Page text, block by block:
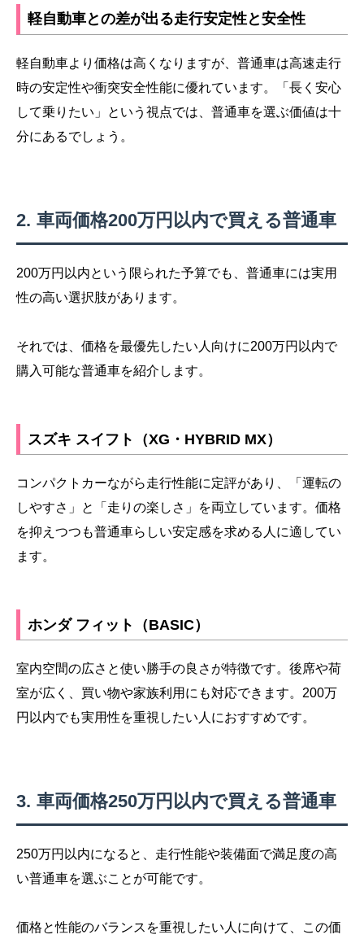
軽自動車との差が出る走行安定性と安全性
軽自動車より価格は高くなりますが、普通車は高速走行
時の安定性や衝突安全性能に優れています。「長く安心
して乗りたい」という視点では、普通車を選ぶ価値は十
分にあるでしょう。
車両価格200万円以内で買える普通車
200万円以内という限られた予算でも、普通車には実用
性の高い選択肢があります。
それでは、価格を最優先したい人向けに200万円以内で
購入可能な普通車を紹介します。
スズキ スイフト（XG・HYBRID MX）
コンパクトカーながら走行性能に定評があり、「運転の
しやすさ」と「走りの楽しさ」を両立しています。価格
を抑えつつも普通車らしい安定感を求める人に適してい
ます。
ホンダ フィット（BASIC）
室内空間の広さと使い勝手の良さが特徴です。後席や荷
室が広く、買い物や家族利用にも対応できます。200万
円以内でも実用性を重視したい人におすすめです。
車両価格250万円以内で買える普通車
250万円以内になると、走行性能や装備面で満足度の高
い普通車を選ぶことが可能です。
価格と性能のバランスを重視したい人に向けて、この価